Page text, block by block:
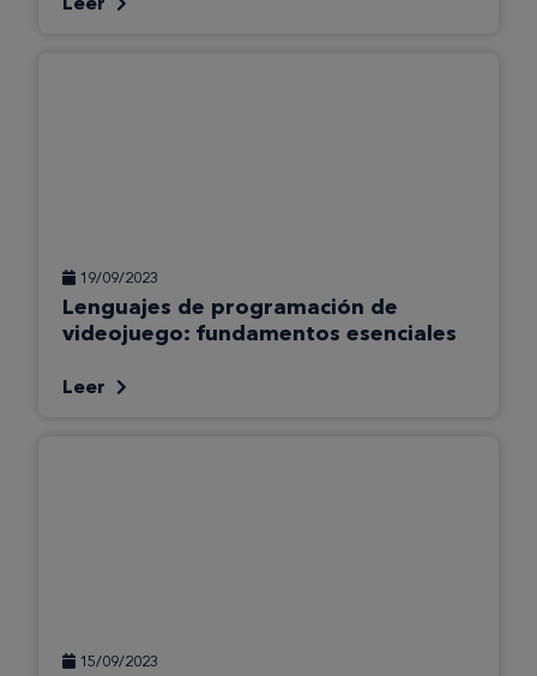
19/09/2023
Lenguajes de programación de
videojuego: fundamentos esenciales
Leer
15/09/2023